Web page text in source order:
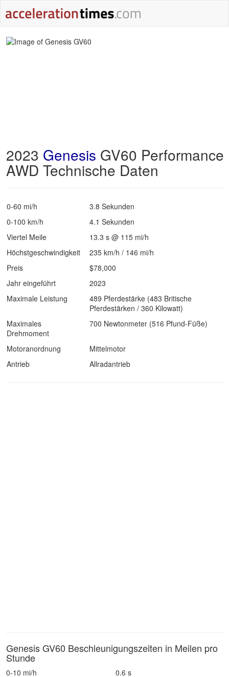
2023 Genesis GV60 Performance
AWD Technische Daten
0-60 mi/h
3.8 Sekunden
0-100 km/h
4.1 Sekunden
Viertel Meile
13.3 s @ 115 mi/h
Höchstgeschwindigkeit
235 km/h / 146 mi/h
Preis
$78,000
Jahr eingeführt
2023
Maximale Leistung
489 Pferdestärke (483 Britische
Pferdestärken / 360 Kilowatt)
Maximales
Drehmoment
700 Newtonmeter (516 Pfund-Füße)
Motoranordnung
Mittelmotor
Antrieb
Allradantrieb
Genesis GV60 Beschleunigungszeiten in Meilen pro
Stunde
0-10 mi/h
0.6 s